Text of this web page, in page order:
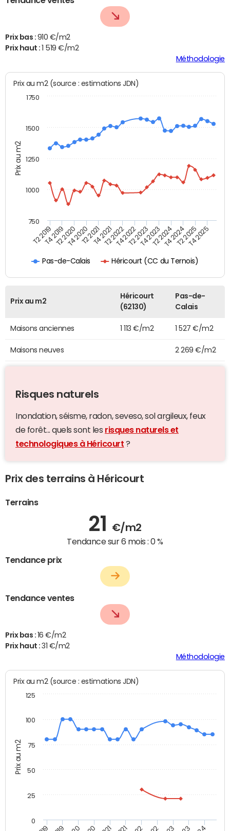
Prix bas : 910 €/m2
Prix haut :
1 519 €/m2
Méthodologie
Prix au m2
Prix au m2 (source : estimations JDN)
Pas-de-Calais Héricourt (CC du Ternois)
T2 2019T4 2019T2 2020T4 2020T2 2021T4 2021T2 2022T4 2022T2 2023T4 2023T2 2024T4 2024T2 2025T4 2025
1000
750
1250
1500
1750
Prix au m2
Héricourt
(62130)
Pas-de-
Calais
Maisons anciennes 1 113 €/m2 1 527 €/m2
Maisons neuves 2 269 €/m2
Risques naturels
Inondation, séisme, radon, seveso, sol argileux, feux
de forêt... quels sont les risques naturels et
technologiques à Héricourt ?
Prix des terrains à Héricourt
Terrains
21 €/m2
Tendance sur 6 mois :0 %
Tendance prix
Tendance ventes
Prix bas : 16 €/m2
Prix haut :31 €/m2
Méthodologie
Prix au m2
Prix au m2 (source : estimations JDN)
0
25
50
75
100
125